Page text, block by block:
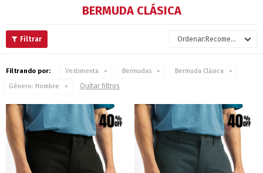
BERMUDA CLÁSICA
Recomendados
Filtrando por: Vestimenta Bermudas
Bermuda Clásica
Género: Hombre Quitar filtros